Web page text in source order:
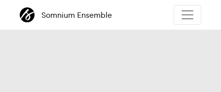
Somnium Ensemble